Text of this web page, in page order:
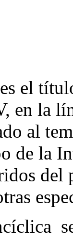
el
en la
al
de la
del